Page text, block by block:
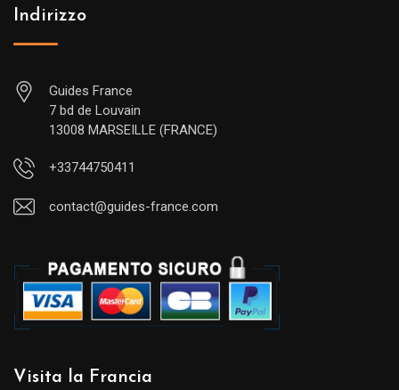
Indirizzo
Guides France
7 bd de Louvain
13008 MARSEILLE (FRANCE)
+33744750411
contact@guides-france.com
Visita la Francia